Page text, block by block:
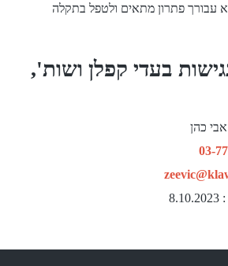
עבורך פתרון מתאים ולטפל בתקלה
בעדי קפלן ושות',
כהן
03-